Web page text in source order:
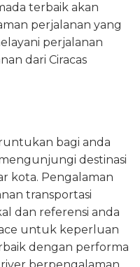
terbaik akan
perjalanan yang
perjalanan
dari Ciracas
bagi anda
destinasi
kota. Pengalaman
transportasi
dan referensi anda
untuk keperluan
dengan performa